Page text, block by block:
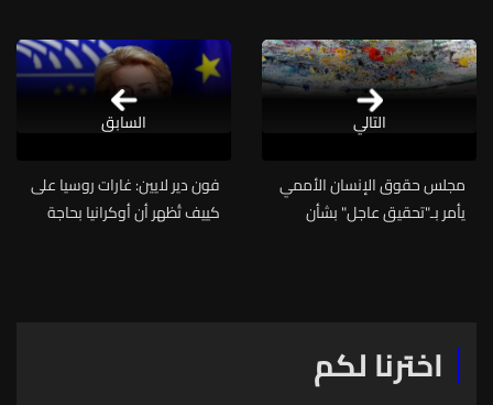
التالي
مجلس حقوق الإنسان الأممي
يأمر بـ"تحقيق عاجل" بشأن
فون دير لايين: غارات روسيا على
كييف تُظهر أن أوكرانيا بحاجة
السابق
اخترنا لكم